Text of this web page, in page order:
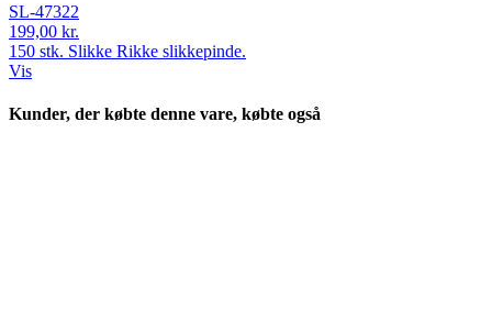
SL-47322
199,00 kr.
150 stk. Slikke Rikke slikkepinde.
Vis
Kunder, der købte denne vare, købte også